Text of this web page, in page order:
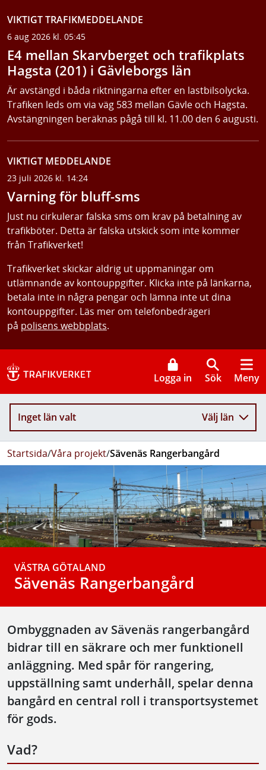
VIKTIGT TRAFIKMEDDELANDE
6 aug 2026 kl. 05:45
E4 mellan Skarvberget och trafikplats
Hagsta (201) i Gävleborgs län
Är avstängd i båda riktningarna efter en lastbilsolycka.
Trafiken leds om via väg 583 mellan Gävle och Hagsta.
Avstängningen beräknas pågå till kl. 11.00 den 6 augusti.
VIKTIGT MEDDELANDE
23 juli 2026 kl. 14:24
Varning för bluff-sms
Just nu cirkulerar falska sms om krav på betalning av
trafikböter. Detta är falska utskick som inte kommer
från Trafikverket!
Trafikverket skickar aldrig ut uppmaningar om
utlämnande av kontouppgifter. Klicka inte på länkarna,
betala inte in några pengar och lämna inte ut dina
kontouppgifter. Läs mer om telefonbedrägeri
på polisens webbplats.
Logga in Sök Meny
Inget län valt Välj län
Startsida/Våra projekt/Sävenäs Rangerbangård
VÄSTRA GÖTALAND
Sävenäs Rangerbangård
Ombyggnaden av Sävenäs rangerbangård
bidrar till en säkrare och mer funktionell
anläggning. Med spår för rangering,
uppställning samt underhåll, spelar denna
bangård en central roll i transportsystemet
för gods.
Vad?